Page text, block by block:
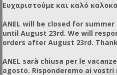
Ευχαριστούμε και καλό
ANEL will be closed for
until August 23rd. We will
orders after August 23rd.
ANEL sarà chiusa per le
agosto. Risponderemo ai